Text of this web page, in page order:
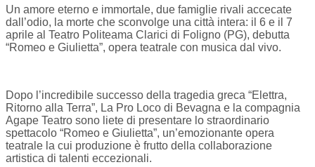
Un amore eterno e immortale, due famiglie rivali accecate
dall’odio, la morte che sconvolge una città intera: il 6 e il 7
aprile al Teatro Politeama Clarici di Foligno (PG), debutta
“Romeo e Giulietta”, opera teatrale con musica dal vivo.
Dopo l’incredibile successo della tragedia greca “Elettra,
Ritorno alla Terra”, La Pro Loco di Bevagna e la compagnia
Agape Teatro sono liete di presentare lo straordinario
spettacolo “Romeo e Giulietta”, un’emozionante opera
teatrale la cui produzione è frutto della collaborazione
artistica di talenti eccezionali.